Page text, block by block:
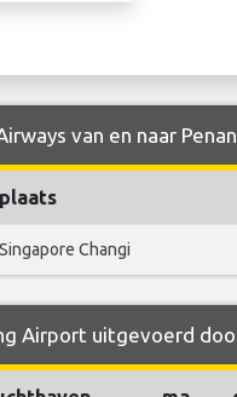
van en naar
plaats
Singapore Changi
Airport uitgevoerd